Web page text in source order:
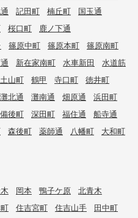
記田町 楠丘町
国玉通
桜口町
鹿ノ下通
篠原中町 篠原本町
篠原南町
新在家南町 水車新田
水道筋
土山町 鶴甲 寺口町
徳井町
灘北通 灘南通 畑原通
浜田町
備後町 深田町 福住通
船寺通
森後町 薬師通 八幡町
大和町
岡本 鴨子ケ原
北青木
住吉宮町 住吉山手
田中町